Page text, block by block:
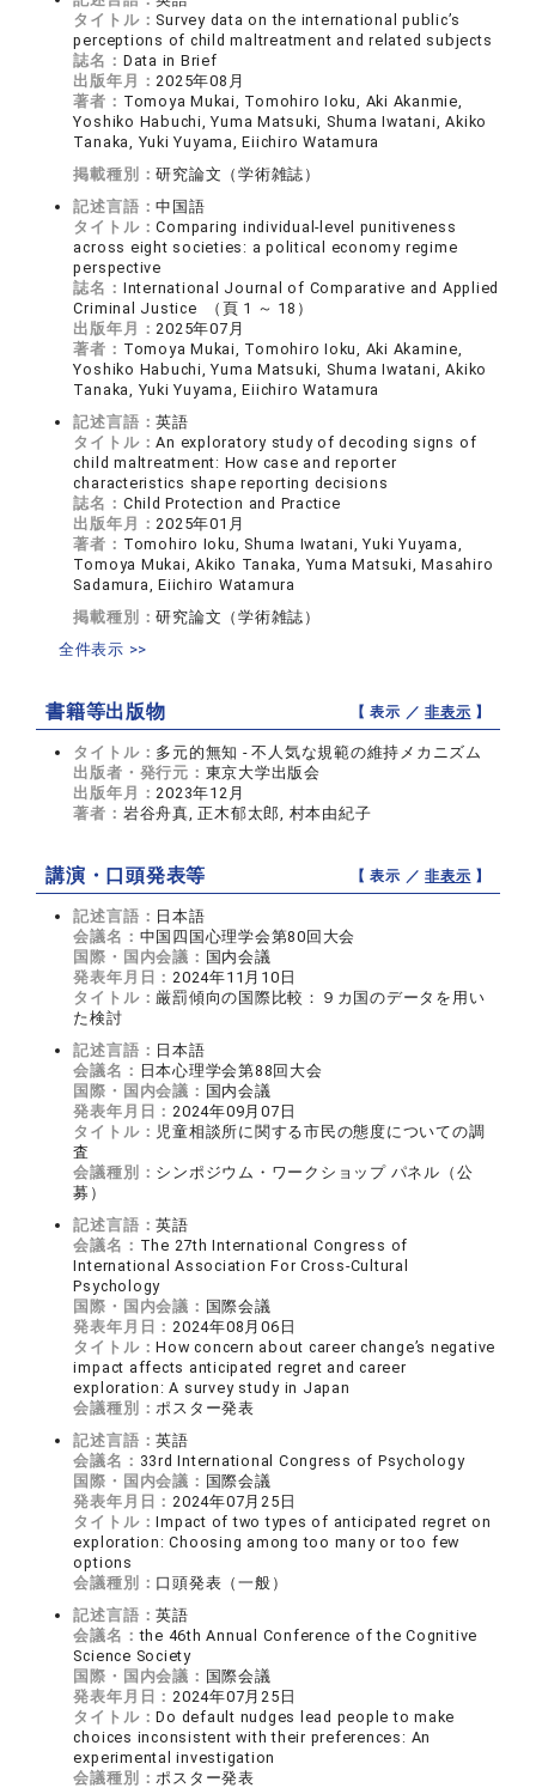
タイトル： Survey data on the international public’s
perceptions of child maltreatment and related subjects
誌名： Data in Brief
出版年月：2025年08月
著者： Tomoya Mukai, Tomohiro Ioku, Aki Akanmie,
Yoshiko Habuchi, Yuma Matsuki, Shuma Iwatani, Akiko
Tanaka, Yuki Yuyama, Eiichiro Watamura
掲載種別：研究論文（学術雑誌）
記述言語：中国語
タイトル：Comparing individual-level punitiveness
across eight societies: a political economy regime
perspective
誌名： International Journal of Comparative and Applied
Criminal Justice （頁 1 ～ 18）
出版年月：2025年07月
著者： Tomoya Mukai, Tomohiro Ioku, Aki Akamine,
Yoshiko Habuchi, Yuma Matsuki, Shuma Iwatani, Akiko
Tanaka, Yuki Yuyama, Eiichiro Watamura
記述言語：英語
タイトル：An exploratory study of decoding signs of
child maltreatment: How case and reporter
characteristics shape reporting decisions
誌名： Child Protection and Practice
出版年月：2025年01月
著者： Tomohiro Ioku, Shuma Iwatani, Yuki Yuyama,
Tomoya Mukai, Akiko Tanaka, Yuma Matsuki, Masahiro
Sadamura, Eiichiro Watamura
掲載種別：研究論文（学術雑誌）
全件表示 >>
書籍等出版物 【 表示 ／非表示 】
タイトル： 多元的無知 - 不人気な規範の維持メカニズム
出版者・発行元： 東京大学出版会
出版年月：2023年12月
著者： 岩谷舟真, 正木郁太郎, 村本由紀子
講演・口頭発表等 【 表示 ／非表示 】
記述言語： 日本語
会議名： 中国四国心理学会第80回大会
国際・国内会議： 国内会議
発表年月日：2024年11月10日
タイトル： 厳罰傾向の国際比較：９カ国のデータを用い
た検討
記述言語： 日本語
会議名： 日本心理学会第88回大会
国際・国内会議： 国内会議
発表年月日：2024年09月07日
タイトル： 児童相談所に関する市民の態度についての調
査
会議種別： シンポジウム・ワークショップ パネル（公
募）
記述言語：英語
会議名： The 27th International Congress of
International Association For Cross-Cultural
Psychology
国際・国内会議： 国際会議
発表年月日：2024年08月06日
タイトル：How concern about career change’s negative
impact affects anticipated regret and career
exploration: A survey study in Japan
会議種別：ポスター発表
記述言語：英語
会議名： 33rd International Congress of Psychology
国際・国内会議： 国際会議
発表年月日：2024年07月25日
タイトル：Impact of two types of anticipated regret on
exploration: Choosing among too many or too few
options
会議種別： 口頭発表（一般）
記述言語：英語
会議名：the 46th Annual Conference of the Cognitive
Science Society
国際・国内会議： 国際会議
発表年月日：2024年07月25日
タイトル：Do default nudges lead people to make
choices inconsistent with their preferences: An
experimental investigation
会議種別：ポスター発表